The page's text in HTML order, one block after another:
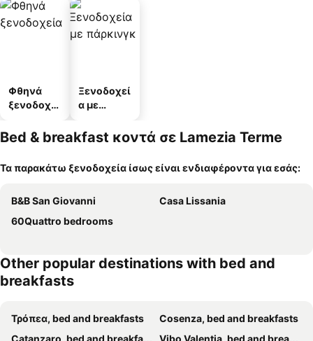
Φθηνά
ξενοδοχεί
Ξενοδοχεί
α με
Bed & breakfast κοντά σε Lamezia Terme
Τα παρακάτω ξενοδοχεία ίσως είναι ενδιαφέροντα για εσάς:
B&B San Giovanni
Casa Lissania
60Quattro bedrooms
Other popular destinations with bed and
breakfasts
Τρόπεα, bed and breakfasts
Cosenza, bed and breakfasts
Catanzaro, bed and breakfasts
Vibo Valentia, bed and breakfasts